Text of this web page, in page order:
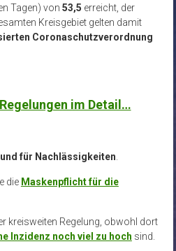
Tagen) von 53,5 erreicht, der
Kreisgebiet gelten damit
Coronaschutzverordnung
im Detail…
für Nachlässigkeiten.
die Maskenpflicht für die
kreisweiten Regelung, obwohl dort
Inzidenz noch viel zu hoch sind.